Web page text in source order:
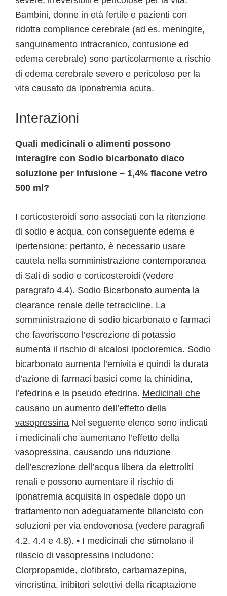
Bambini, donne in età fertile e pazienti con
ridotta compliance cerebrale (ad es. meningite,
sanguinamento intracranico, contusione ed
edema cerebrale) sono particolarmente a rischio
di edema cerebrale severo e pericoloso per la
vita causato da iponatremia acuta.
Interazioni
Quali medicinali o alimenti possono
interagire con Sodio bicarbonato diaco
soluzione per infusione – 1,4% flacone vetro
500 ml?
I corticosteroidi sono associati con la ritenzione
di sodio e acqua, con conseguente edema e
ipertensione: pertanto, è necessario usare
cautela nella somministrazione contemporanea
di Sali di sodio e corticosteroidi (vedere
paragrafo 4.4). Sodio Bicarbonato aumenta la
clearance renale delle tetracicline. La
somministrazione di sodio bicarbonato e farmaci
che favoriscono l’escrezione di potassio
aumenta il rischio di alcalosi ipocloremica. Sodio
bicarbonato aumenta l’emivita e quindi la durata
d’azione di farmaci basici come la chinidina,
l’efedrina e la pseudo efedrina. Medicinali che
causano un aumento dell’effetto della
vasopressina Nel seguente elenco sono indicati
i medicinali che aumentano l’effetto della
vasopressina, causando una riduzione
dell’escrezione dell’acqua libera da elettroliti
renali e possono aumentare il rischio di
iponatremia acquisita in ospedale dopo un
trattamento non adeguatamente bilanciato con
soluzioni per via endovenosa (vedere paragrafi
4.2, 4.4 e 4.8). • I medicinali che stimolano il
rilascio di vasopressina includono:
Clorpropamide, clofibrato, carbamazepina,
vincristina, inibitori selettivi della ricaptazione